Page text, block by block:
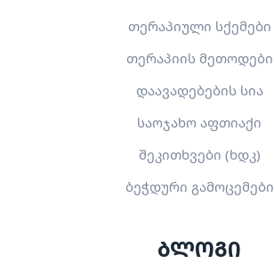
თერაპიული სქემები
თერაპიის მეთოდები
დაავადებების სია
საოჯახო აფთიაქი
შეკითხვები (ხდკ)
ბეჭდური გამოცემები
ბლოგი